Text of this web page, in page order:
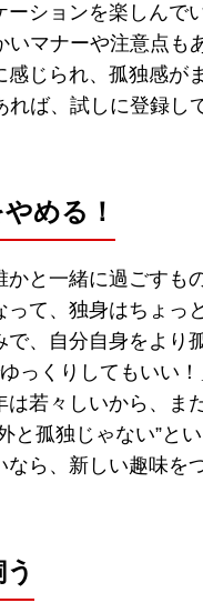
ーションを楽しんで
いマナーや注意点も
じられ、孤独感が
れば、試しに登録し
める！
かと一緒に過ごすもの
って、独身はちょっ
で、自分自身をより
っくりしてもいい！
は若々しいから、ま
と孤独じゃない”と
なら、新しい趣味を